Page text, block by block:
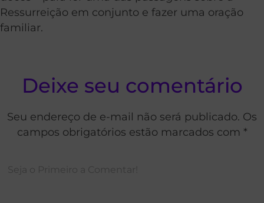
Ressurreição em conjunto e fazer uma oração
familiar.
Deixe seu comentário
Seu endereço de e-mail não será publicado. Os
campos obrigatórios estão marcados com *